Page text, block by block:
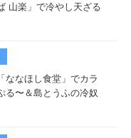
山楽」で冷やし天ざる
ななほし食堂」でカラ
る〜＆島とうふの冷奴